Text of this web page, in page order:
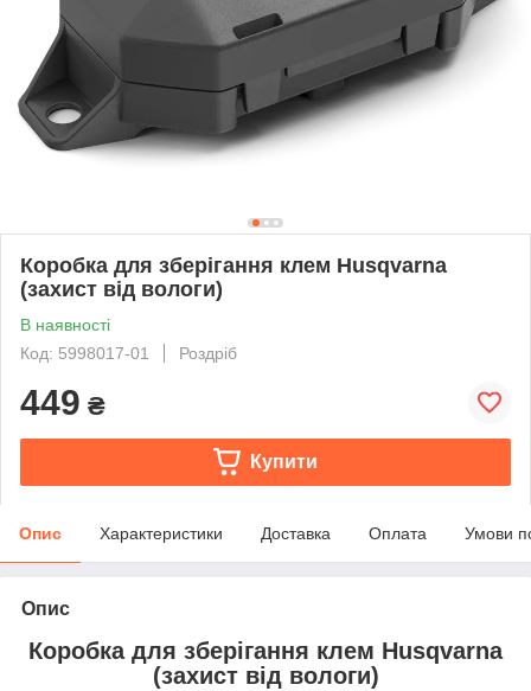
Коробка для зберігання клем Husqvarna
(захист від вологи)
В наявності
Код: 5998017-01
Роздріб
449 ₴
Купити
Опис Характеристики Доставка Оплата Умови
Опис
Коробка для зберігання клем Husqvarna
(захист від вологи)